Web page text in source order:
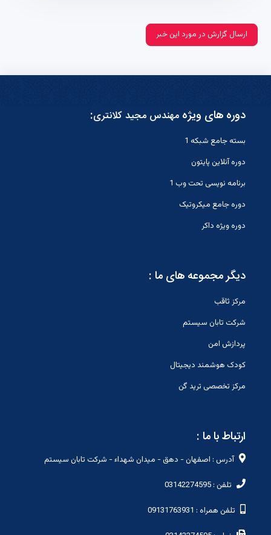
ارسال گزارش در مورد این خبر
دوره های ویژه مهندس مجید کلانتری:
بسته جامع شبکه 1
دوره آنلاین پایتون
برنامه نویسی تحت وب 1
دوره جامع میکروتیک
دوره ویژه داکر
دیگر مجموعه های ما :
مرکز ثاقب
شرکت تابان سیستم
پردازش امن
کودک هوشمند دیجیتال
مرکز تخصصی ترید گن
ارتباط با ما :
آدرس : اصفهان - دهق - میدان شهداء - شرکت تابان سیستم
تلفن : 03142274595
تلفن همراه : 09131763931